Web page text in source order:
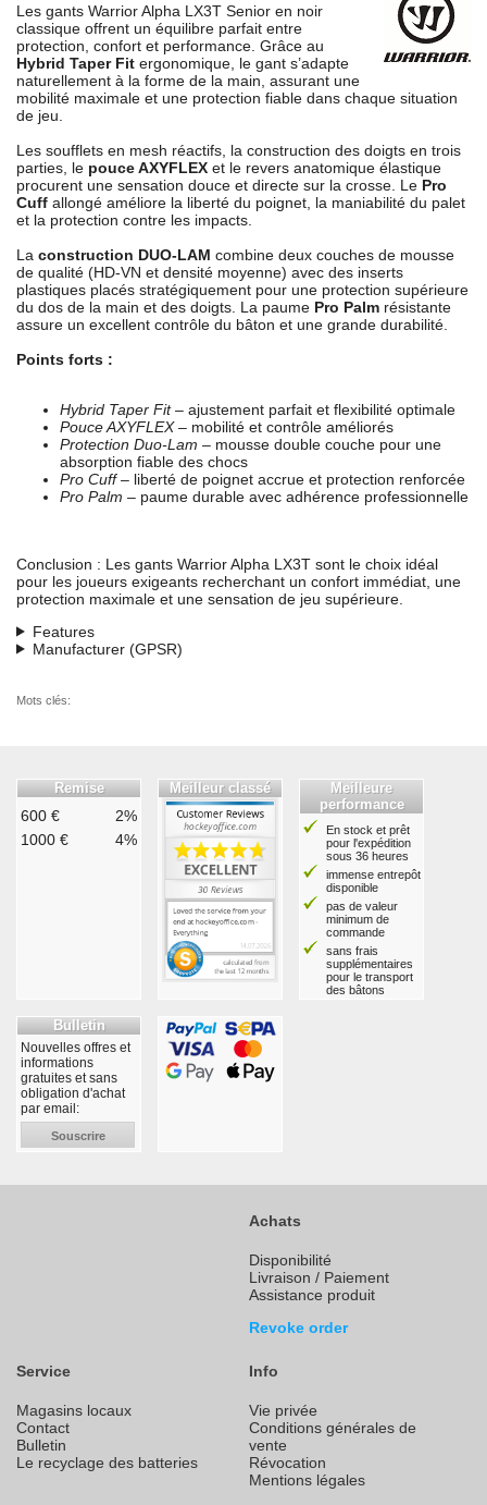
Les gants Warrior Alpha LX3T Senior en noir
classique offrent un équilibre parfait entre
protection, confort et performance. Grâce au
Hybrid Taper Fit ergonomique, le gant s’adapte
naturellement à la forme de la main, assurant une
mobilité maximale et une protection fiable dans chaque situation
de jeu.
Les soufflets en mesh réactifs, la construction des doigts en trois
parties, le pouce AXYFLEX et le revers anatomique élastique
procurent une sensation douce et directe sur la crosse. Le Pro
Cuff allongé améliore la liberté du poignet, la maniabilité du palet
et la protection contre les impacts.
La construction DUO-LAM combine deux couches de mousse
de qualité (HD-VN et densité moyenne) avec des inserts
plastiques placés stratégiquement pour une protection supérieure
du dos de la main et des doigts. La paume Pro Palm résistante
assure un excellent contrôle du bâton et une grande durabilité.
Points forts :
Hybrid Taper Fit– ajustement parfait et flexibilité optimale
Pouce AXYFLEX– mobilité et contrôle améliorés
Protection Duo-Lam – mousse double couche pour une
absorption fiable des chocs
Pro Cuff– liberté de poignet accrue et protection renforcée
Pro Palm – paume durable avec adhérence professionnelle
Conclusion : Les gants Warrior Alpha LX3T sont le choix idéal
pour les joueurs exigeants recherchant un confort immédiat, une
protection maximale et une sensation de jeu supérieure.
Features
Manufacturer (GPSR)
Mots clés:
Remise
600 €
2%
1000 €
4%
Meilleur classé
Meilleure
performance
En stock et prêt
pour l'expédition
sous 36 heures
immense entrepôt
disponible
pas de valeur
minimum de
commande
sans frais
supplémentaires
pour le transport
des bâtons
Bulletin
Nouvelles offres et
informations
gratuites et sans
obligation d'achat
par email:
Souscrire
Achats
Disponibilité
Livraison / Paiement
Assistance produit
Revoke order
Service
Magasins locaux
Contact
Bulletin
Le recyclage des batteries
Info
Vie privée
Conditions générales de
vente
Révocation
Mentions légales